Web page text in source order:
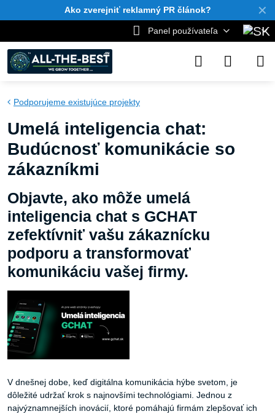
✕
Ako zverejniť reklamný PR článok?
Panel používateľa
Podporujeme existujúce projekty
Umelá inteligencia chat:
Budúcnosť komunikácie so
zákazníkmi
Objavte, ako môže umelá
inteligencia chat s GCHAT
zefektívniť vašu zákaznícku
podporu a transformovať
komunikáciu vašej firmy.
V dnešnej dobe, keď digitálna komunikácia hýbe svetom, je
dôležité udržať krok s najnovšími technológiami. Jednou z
najvýznamnejších inovácií, ktoré pomáhajú firmám zlepšovať ich